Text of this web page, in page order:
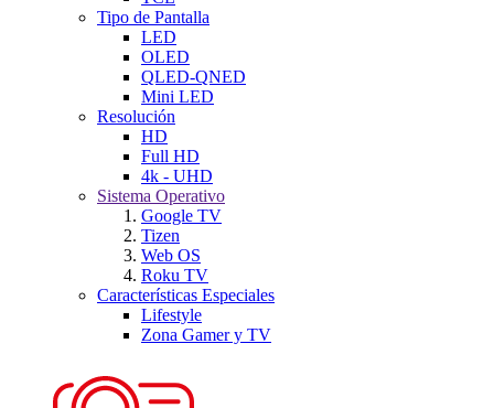
Tipo de Pantalla
LED
OLED
QLED-QNED
Mini LED
Resolución
HD
Full HD
4k - UHD
Sistema Operativo
Google TV
Tizen
Web OS
Roku TV
Características Especiales
Lifestyle
Zona Gamer y TV